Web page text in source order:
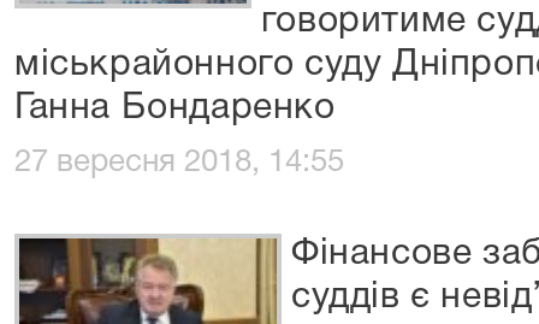
говоритиме
міськрайонного суду
Ганна Бондаренко
27 вересня 2018, 14:55
Фінансове
суддів є